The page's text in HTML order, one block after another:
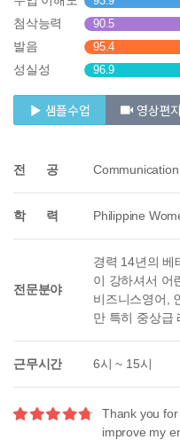
첨삭능력 90.5
발음 95.4
성실성 96.9
샘플수업 영상편지
전 공
학 력 Philippine
전문분야
경력 14년의 베
이 강하셔서 어
비즈니스영어,
만 특히 중상급
근무시간 6시 ~ 15시
Thank you
improve my